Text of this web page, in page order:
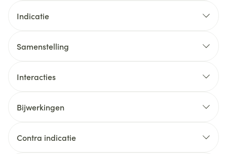
Indicatie
Samenstelling
Interacties
Bijwerkingen
Contra indicatie